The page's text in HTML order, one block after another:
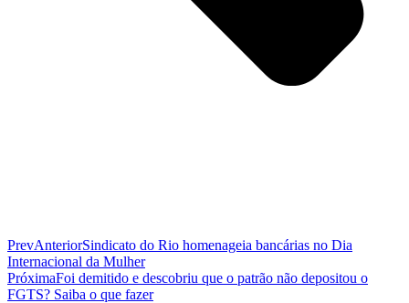
PrevAnteriorSindicato do Rio homenageia bancárias no Dia
Internacional da Mulher
PróximaFoi demitido e descobriu que o patrão não depositou o
FGTS? Saiba o que fazer